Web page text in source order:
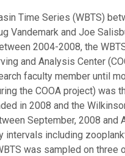
Time Series (WBTS)
Vandemark and Joe
2004-2008, the
and Analysis Center
faculty member until
the COOA project) was
in 2008 and the
September, 2008 and
intervals including
was sampled on three